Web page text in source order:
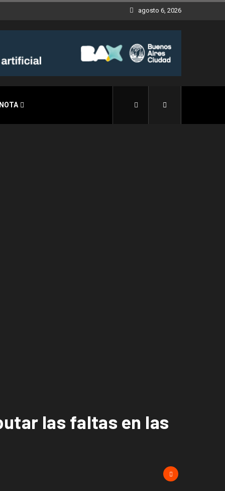
agosto 6, 2026
las faltas en las